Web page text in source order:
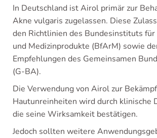
In Deutschland ist Airol primär zur
Akne vulgaris zugelassen. Diese
den Richtlinien des Bundesinstituts
und Medizinprodukte (BfArM) sowie
Empfehlungen des Gemeinsamen
(G-BA).
Die Verwendung von Airol zur
Hautunreinheiten wird durch klinische
die seine Wirksamkeit bestätigen.
Jedoch sollten weitere